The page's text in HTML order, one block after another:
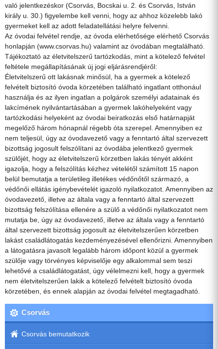
való jelentkezéskor (Csorvás, Bocskai u. 2. és Csorvás, István
király u. 30.) figyelembe kell venni, hogy az ahhoz közelebb lakó
gyermeket kell az adott feladatellátási helyre felvenni.
Az óvodai felvétel rendje, az óvoda elérhetősége elérhető Csorvás
honlapján (www.csorvas.hu) valamint az óvodában megtalálható.
Tájékoztató az életvitelszerű tartózkodás, mint a kötelező felvétel
feltétele megállapításának új jogi eljárásrendjéről:
Életvitelszerű ott lakásnak minősül, ha a gyermek a kötelező
felvételt biztosító óvoda körzetében található ingatlant otthonául
használja és az ilyen ingatlan a polgárok személyi adatainak és
lakcímének nyilvántartásában a gyermek lakóhelyeként vagy
tartózkodási helyeként az óvodai beiratkozás első határnapját
megelőző három hónapnál régebb óta szerepel. Amennyiben ez
nem teljesül, úgy az óvodavezető vagy a fenntartó által szervezett
bizottság jogosult felszólítani az óvodába jelentkező gyermek
szülőjét, hogy az életvitelszerű körzetben lakás tényét akként
igazolja, hogy a felszólítás kézhez vételétől számított 15 napon
belül bemutatja a területileg illetékes védőnőtől származó, a
védőnői ellátás igénybevételét igazoló nyilatkozatot. Amennyiben az
óvodavezető, illetve az általa vagy a fenntartó által szervezett
bizottság felszólítása ellenére a szülő a védőnői nyilatkozatot nem
mutatja be, úgy az óvodavezető, illetve az általa vagy a fenntartó
által szervezett bizottság jogosult az életvitelszerűen körzetben
lakást családlátogatás kezdeményezésével ellenőrizni. Amennyiben
a látogatásra javasolt legalább három időpont közül a gyermek
szülője vagy törvényes képviselője egy alkalommal sem teszi
lehetővé a családlátogatást, úgy vélelmezni kell, hogy a gyermek
nem életvitelszerűen lakik a kötelező felvételt biztosító óvoda
körzetében, és ennek alapján az óvodai felvétel megtagadható.
Csorvás
Csorvás bemutatkozik